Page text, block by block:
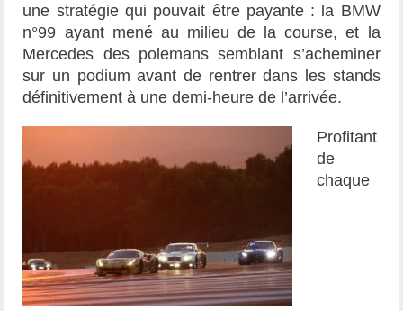
une stratégie qui pouvait être payante : la BMW
n°99 ayant mené au milieu de la course, et la
Mercedes des polemans semblant s’acheminer
sur un podium avant de rentrer dans les stands
définitivement à une demi-heure de l’arrivée.
Profitant
de
chaque